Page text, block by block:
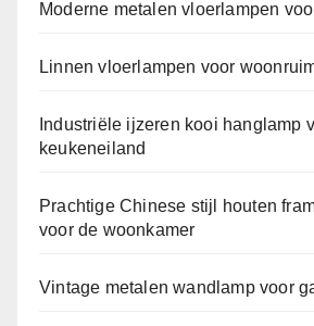
Moderne metalen vloerlampen
Linnen vloerlampen voor
Industriële ijzeren kooi hanglamp
keukeneiland
Prachtige Chinese stijl houten
voor de woonkamer
Vintage metalen wandlamp voor